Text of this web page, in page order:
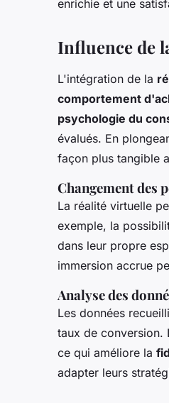
enrichie et une
Influence de
L'intégration de la
comportement
psychologie du
évalués. En
façon plus tangible
Changement des
La réalité virtuelle
exemple, la
dans leur propre
immersion accrue
Analyse des
Les données
taux de conversion.
ce qui améliore la
adapter leurs